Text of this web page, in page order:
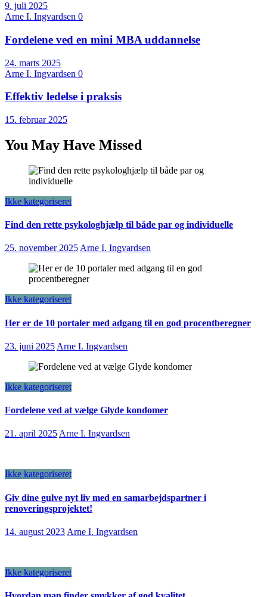
9. juli 2025
Arne I. Ingvardsen 0
Fordelene ved en mini MBA uddannelse
24. marts 2025
Arne I. Ingvardsen 0
Effektiv ledelse i praksis
15. februar 2025
You May Have Missed
Ikke kategoriseret
Find den rette psykologhjælp til både par og individuelle
25. november 2025Arne I. Ingvardsen
Ikke kategoriseret
Her er de 10 portaler med adgang til en god procentberegner
23. juni 2025 Arne I. Ingvardsen
Ikke kategoriseret
Fordelene ved at vælge Glyde kondomer
21. april 2025Arne I. Ingvardsen
Ikke kategoriseret
Giv dine gulve nyt liv med en samarbejdspartner i
renoveringsprojektet!
14. august 2023 Arne I. Ingvardsen
Ikke kategoriseret